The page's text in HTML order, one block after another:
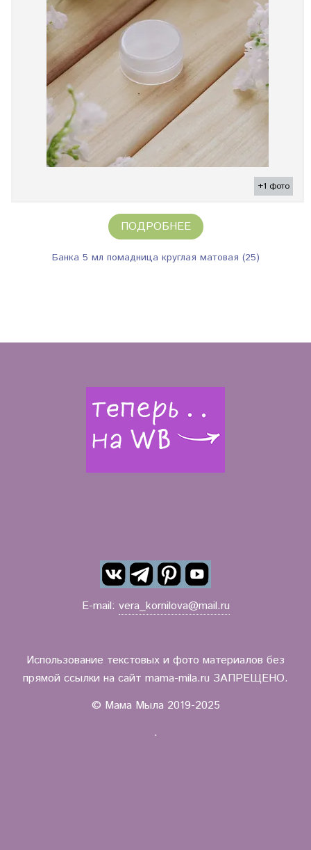
+1 фото
ПОДРОБНЕЕ
Банка 5 мл помадница круглая матовая (25)
E-mail: vera_kornilova@mail.ru
Использование текстовых и фото материалов без
прямой ссылки на сайт mama-mila.ru ЗАПРЕЩЕНО.
© Мама Мыла 2019-2025
.